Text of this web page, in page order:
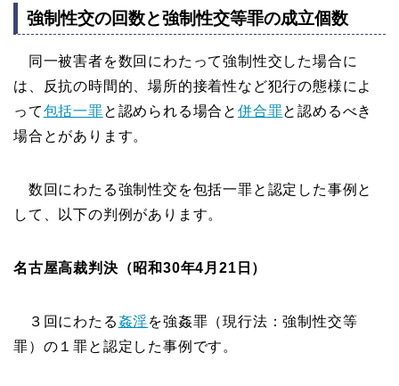
強制性交の回数と強制性交等罪の成立個数
同一被害者を数回にわたって強制性交した場合に
は、反抗の時間的、場所的接着性など犯行の態様によ
って包括一罪と認められる場合と併合罪と認めるべき
場合とがあります。
数回にわたる強制性交を包括一罪と認定した事例と
して、以下の判例があります。
名古屋高裁判決（昭和30年4月21日）
３回にわたる姦淫を強姦罪（現行法：強制性交等
罪）の１罪と認定した事例です。